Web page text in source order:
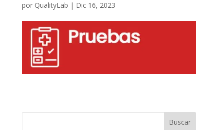
por QualityLab | Dic 16, 2023
Buscar